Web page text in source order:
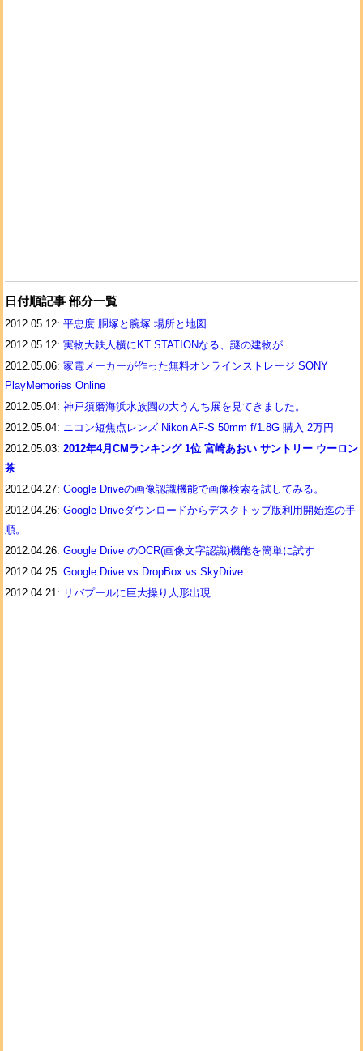
日付順記事 部分一覧
2012.05.12: 平忠度 胴塚と腕塚 場所と地図
2012.05.12: 実物大鉄人横にKT STATIONなる、謎の建物が
2012.05.06: 家電メーカーが作った無料オンラインストレージ SONY
PlayMemories Online
2012.05.04: 神戸須磨海浜水族園の大うんち展を見てきました。
2012.05.04: ニコン短焦点レンズ Nikon AF-S 50mm f/1.8G 購入 2万円
2012.05.03: 2012年4月CMランキング 1位 宮崎あおい サントリー ウーロン
茶
2012.04.27: Google Driveの画像認識機能で画像検索を試してみる。
2012.04.26: Google Driveダウンロードからデスクトップ版利用開始迄の手
順。
2012.04.26: Google Drive のOCR(画像文字認識)機能を簡単に試す
2012.04.25: Google Drive vs DropBox vs SkyDrive
2012.04.21: リバプールに巨大操り人形出現